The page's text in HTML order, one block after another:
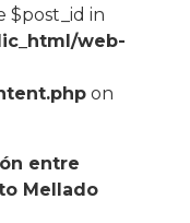
$post_id in
web-
on
entre
Mellado